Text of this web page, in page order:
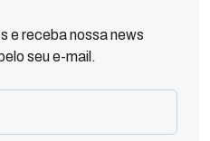
e receba nossa news
seu e-mail.